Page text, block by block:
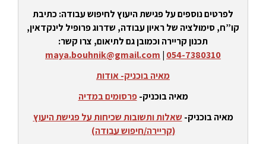
לפרטים נוספים על פגישת היעוץ לחיפוש עבודה: כתיבת
קו”ח, סימולציה של ראיון עבודה, שדרוג פרופיל לינקדאין,
תכנון קריירה וכמובן גם לתיאום, צרו קשר:
054-7380310
|
maya.bouhnik@gmail.com
מאיה בוכניק- אודות
מאיה בוכניק-פרסומים במדיה
מאיה בוכניק- שאלות ותשובות שכיחות על פגישת היעוץ
(קריירה/חיפוש עבודה)